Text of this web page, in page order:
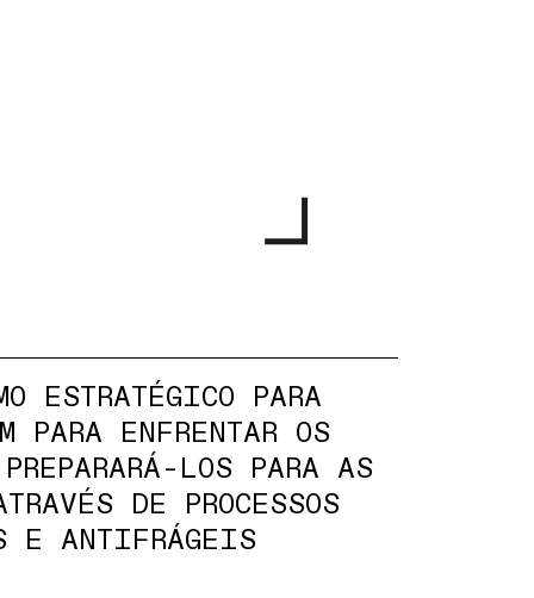
ESTRATÉGICO PARA
PARA ENFRENTAR OS
LOS PARA AS
DE PROCESSOS
E ANTIFRÁGEIS